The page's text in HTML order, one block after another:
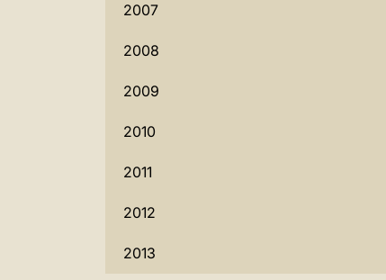
2007
2008
2009
2010
2011
2012
2013